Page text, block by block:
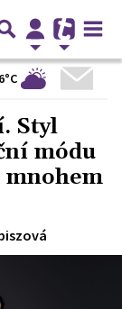
Styl
módu
mnohem